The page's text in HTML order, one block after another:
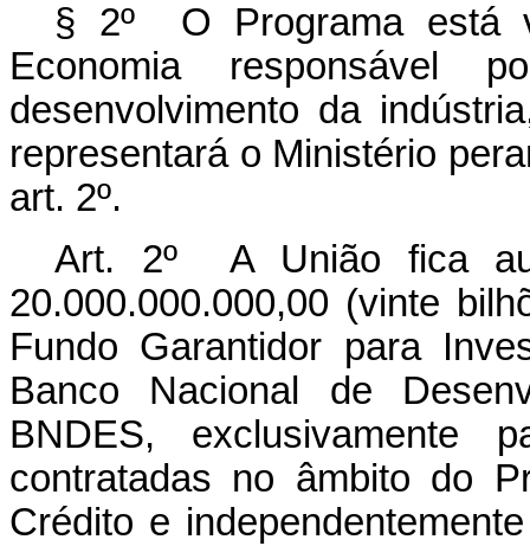
§ 2º O Programa está
Economia responsável
desenvolvimento da
representará o Ministério
art. 2º.
Art. 2º A União fica
20.000.000.000,00 (vinte
Fundo Garantidor para
Banco Nacional de
BNDES, exclusivamente
contratadas no âmbito do
Crédito e